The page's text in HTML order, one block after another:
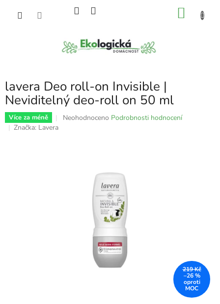
lavera Deo roll-on Invisible |
Neviditelný deo-roll on 50 ml
Více za méně
Průměrné
Neohodnoceno Podrobnosti hodnocení
Značka: Lavera
219 Kč
–26 %